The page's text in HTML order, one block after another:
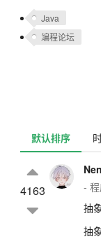
Java
编程论坛
默认排序
4163
Nen
-
抽
抽